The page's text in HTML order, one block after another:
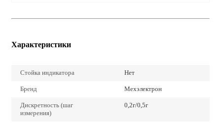
Характеристики
Стойка индикатора Нет
Бренд Мехэлектрон
Дискретность (шаг
измерения)
0,2г/0,5г